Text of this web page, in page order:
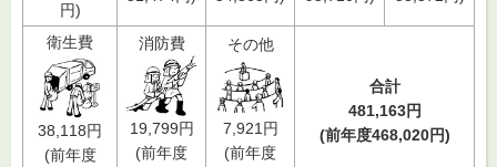
円)
衛生費
38,118円
(前年度
消防費
19,799円
(前年度
その他
7,921円
(前年度
合計
481,163円
(前年度468,020円)